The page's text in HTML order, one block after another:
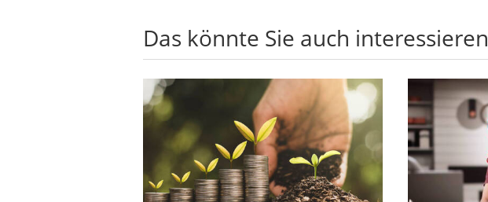
Das könnte Sie auch interessieren